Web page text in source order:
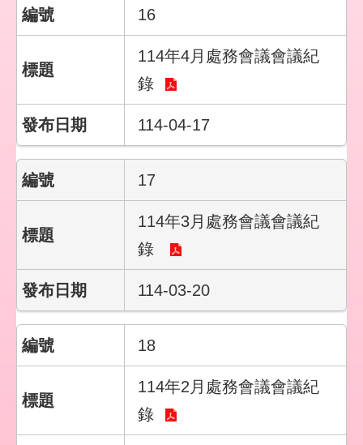
16
114年4月處務會議會議紀
錄
114-04-17
17
114年3月處務會議會議紀
錄
114-03-20
18
114年2月處務會議會議紀
錄